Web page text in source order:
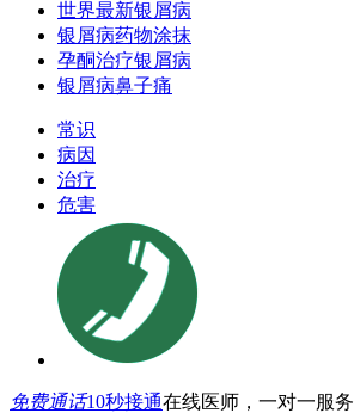
世界最新银屑病
银屑病药物涂抹
孕酮治疗银屑病
银屑病鼻子痛
常识
病因
治疗
危害
免费通话10秒接通在线医师，一对一服务